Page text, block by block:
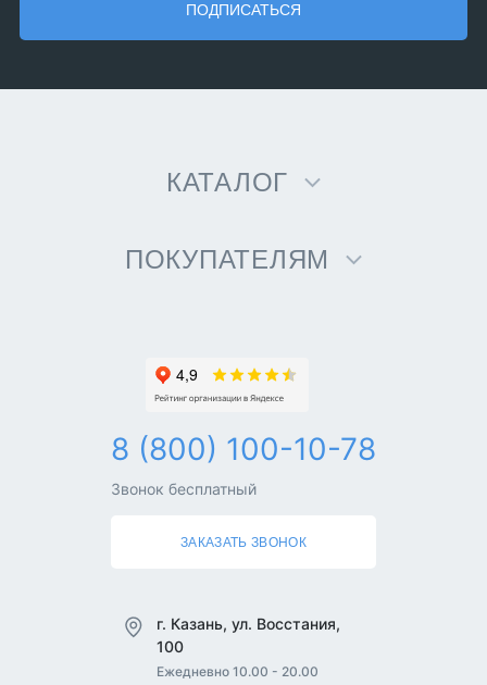
ПОДПИСАТЬСЯ
КАТАЛОГ
ПОКУПАТЕЛЯМ
8 (800) 100-10-78
Звонок бесплатный
ЗАКАЗАТЬ ЗВОНОК
г. Казань, ул. Восстания,
100
Ежедневно 10.00 - 20.00